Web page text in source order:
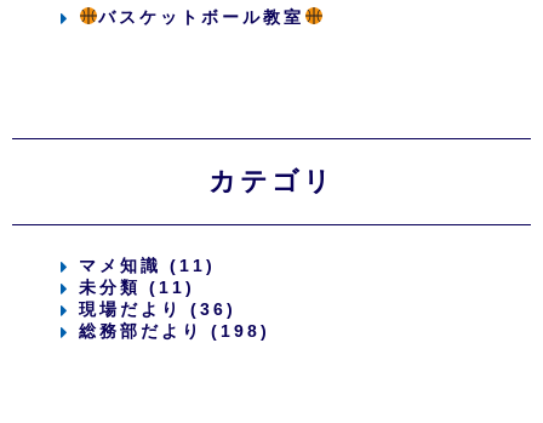
バスケットボール教室
カテゴリ
マメ知識 (11)
未分類 (11)
現場だより (36)
総務部だより (198)